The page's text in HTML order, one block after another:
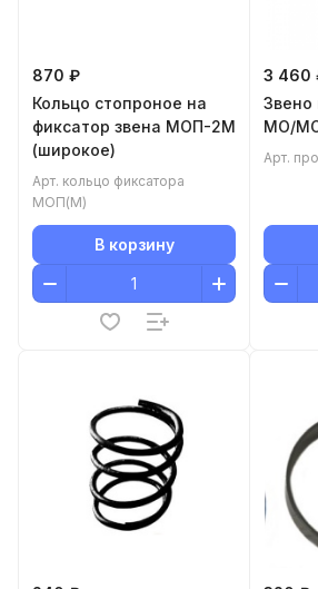
870 ₽
Кольцо стопроное на
фиксатор звена МОП-2М
(широкое)
Арт. кольцо фиксатора
МОП(М)
В корзину
3 460
Звено
МО/
Арт.